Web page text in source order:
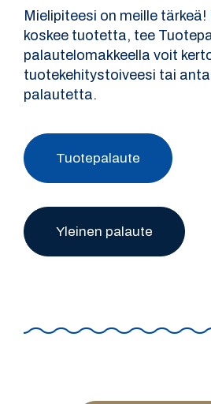
Mielipiteesi on meille
koskee tuotetta, tee
palautelomakkeella voit
tuotekehitystoiveesi tai
palautetta.
Tuotepalaute
Yleinen palaute